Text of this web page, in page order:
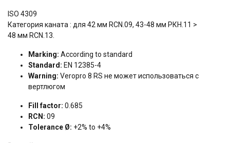
ISO 4309
Категория каната : для 42 мм RCN.09, 43-48 мм РКН.11 >
48 мм RCN.13.
Marking: According to standard
Standard: EN 12385-4
Warning: Veropro 8 RS не может использоваться с
вертлюгом
Fill factor: 0.685
RCN: 09
Tolerance Ø: +2% to +4%